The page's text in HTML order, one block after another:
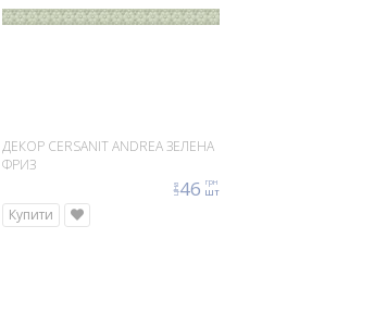
ДЕКОР CERSANIT ANDREA ЗЕЛЕНА
ФРИЗ
ціна46 грн
шт
Купити